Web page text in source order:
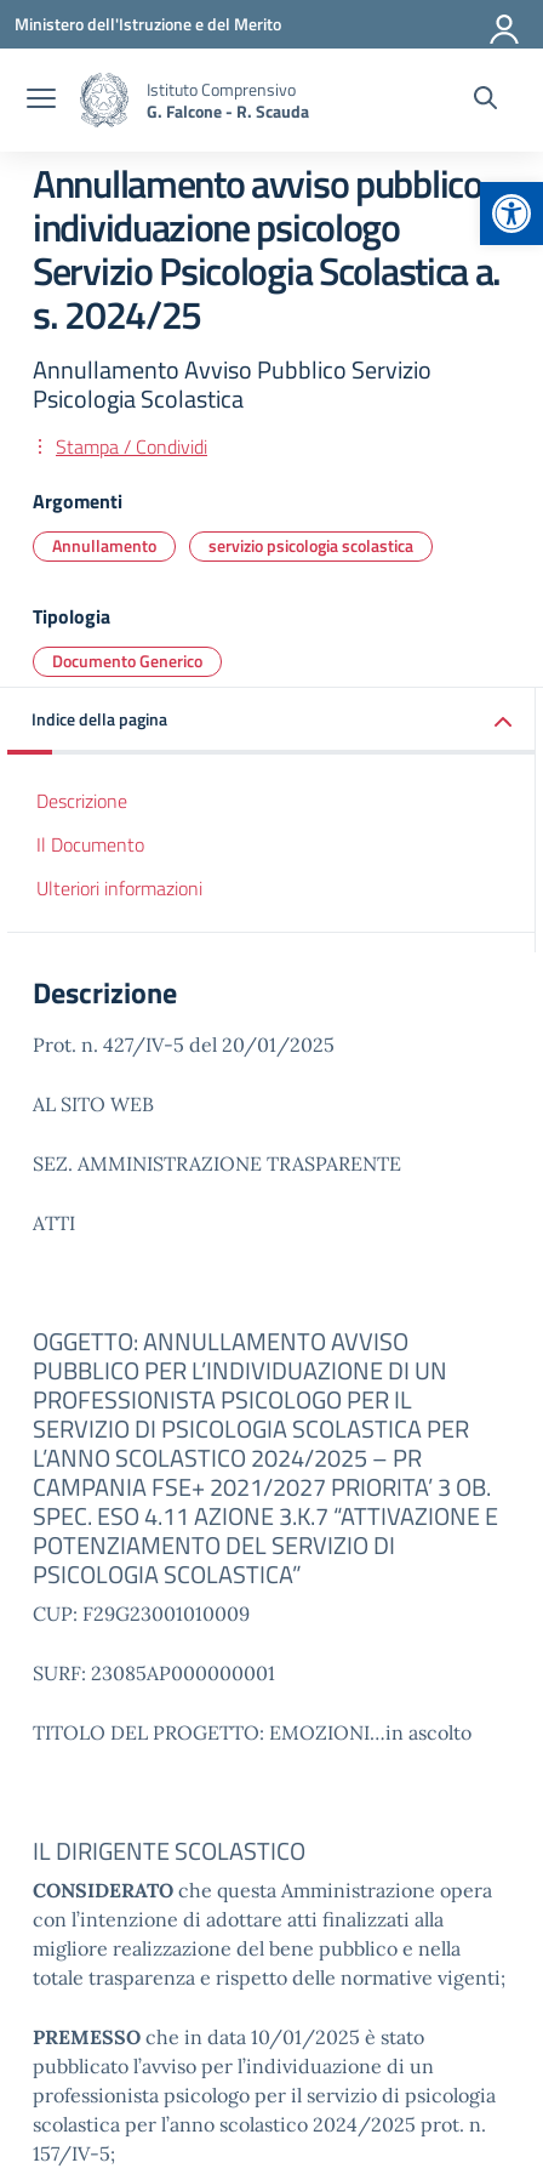
Vai ai contenuti
Vai al menu di navigazione
Vai al footer
Ministero dell'Istruzione e del Merito
Istituto Comprensivo
G. Falcone - R. Scauda
Annullamento avviso pubblico
individuazione psicologo
Servizio Psicologia Scolastica a.
s. 2024/25
Annullamento Avviso Pubblico Servizio
Psicologia Scolastica
Stampa / Condividi
Argomenti
Annullamento servizio psicologia scolastica
Tipologia
Documento Generico
Indice della pagina
Descrizione
Il Documento
Ulteriori informazioni
Descrizione
Prot. n. 427/IV-5 del 20/01/2025
AL SITO WEB
SEZ. AMMINISTRAZIONE TRASPARENTE
ATTI
OGGETTO: ANNULLAMENTO AVVISO
PUBBLICO PER L’INDIVIDUAZIONE DI UN
PROFESSIONISTA PSICOLOGO PER IL
SERVIZIO DI PSICOLOGIA SCOLASTICA PER
L’ANNO SCOLASTICO 2024/2025 – PR
CAMPANIA FSE+ 2021/2027 PRIORITA’ 3 OB.
SPEC. ESO 4.11 AZIONE 3.K.7 “ATTIVAZIONE E
POTENZIAMENTO DEL SERVIZIO DI
PSICOLOGIA SCOLASTICA”
CUP: F29G23001010009
SURF: 23085AP000000001
TITOLO DEL PROGETTO: EMOZIONI…in ascolto
IL DIRIGENTE SCOLASTICO
CONSIDERATO che questa Amministrazione opera
con l’intenzione di adottare atti finalizzati alla
migliore realizzazione del bene pubblico e nella
totale trasparenza e rispetto delle normative vigenti;
PREMESSO che in data 10/01/2025 è stato
pubblicato l’avviso per l’individuazione di un
professionista psicologo per il servizio di psicologia
scolastica per l’anno scolastico 2024/2025 prot. n.
157/IV-5;